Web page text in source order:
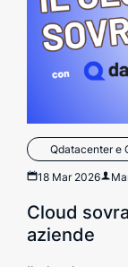
Qdatacenter e
18 Mar 2026
Cloud
aziende